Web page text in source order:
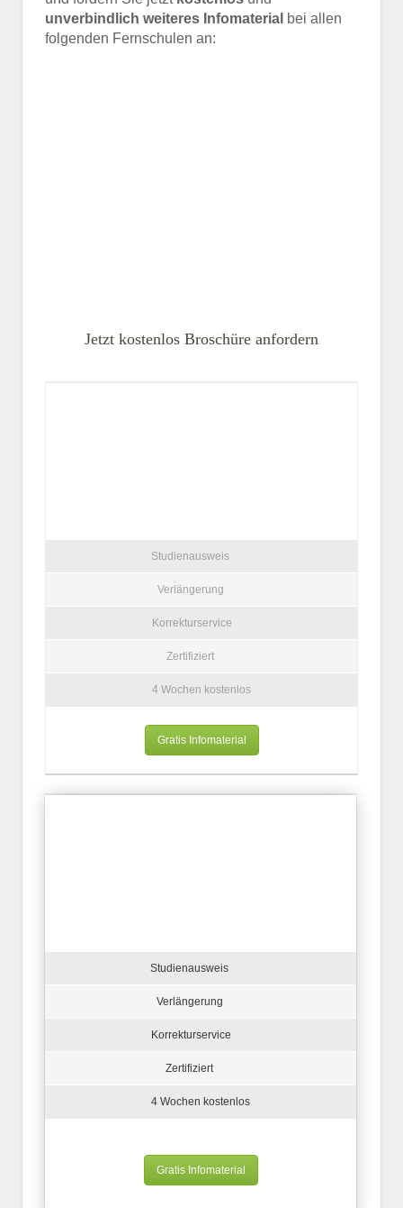
unverbindlich weiteres Infomaterial bei allen
folgenden Fernschulen an:
Jetzt kostenlos Broschüre anfordern
Studienausweis
Verlängerung
Korrekturservice
Zertifiziert
4 Wochen kostenlos
Gratis Infomaterial
Studienausweis
Verlängerung
Korrekturservice
Zertifiziert
4 Wochen kostenlos
Gratis Infomaterial